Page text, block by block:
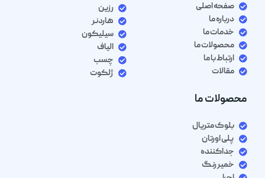
صفحه اصلی
درباره ما
خدمات ما
محصولات ما
ارتباط با ما
مقالات
رزین
هاردنر
سیلیکون
الیاف
چسب
ژلکوت
محصولات ما
بلوک متریال
پلی اورتان
جداکننده
خمیر رنگ